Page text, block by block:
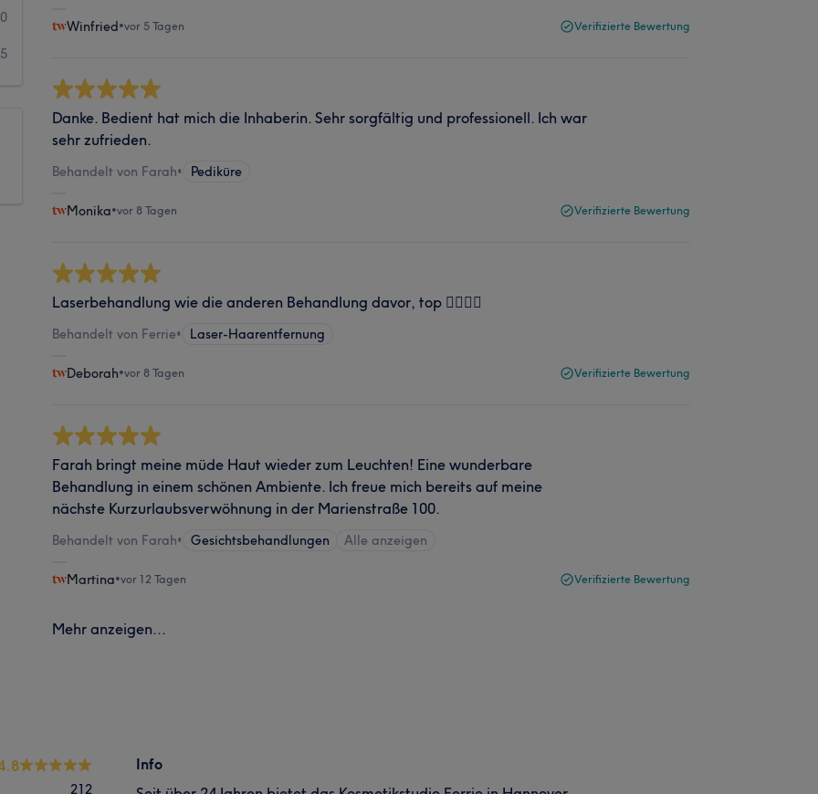
5
Winfried•vor 5 Tagen Verifizierte Bewertung
Danke. Bedient hat mich die Inhaberin. Sehr sorgfältig und professionell. Ich war
sehr zufrieden.
Behandelt von Farah• Pediküre
Monika•vor 8 Tagen Verifizierte Bewertung
Laserbehandlung wie die anderen Behandlung davor, top 👍🏻👍🏻
Behandelt von Ferrie• Laser-Haarentfernung
Deborah•vor 8 Tagen Verifizierte Bewertung
Farah bringt meine müde Haut wieder zum Leuchten! Eine wunderbare
Behandlung in einem schönen Ambiente. Ich freue mich bereits auf meine
nächste Kurzurlaubsverwöhnung in der Marienstraße 100.
Behandelt von Farah• Gesichtsbehandlungen Alle anzeigen
Martina•vor 12 Tagen Verifizierte Bewertung
Mehr anzeigen...
212
Info